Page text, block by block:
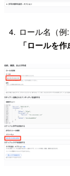
ロール名（例:
「ロールを作